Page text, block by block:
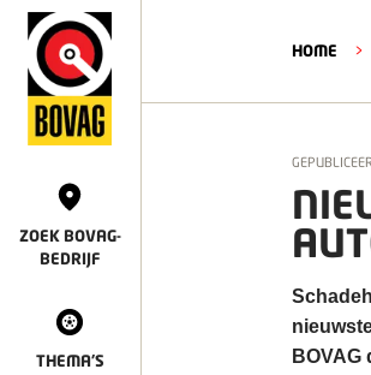
ZOEK BOVAG-
BEDRIJF
THEMA'S
HOME >
BOVAG